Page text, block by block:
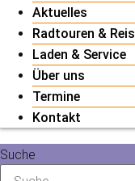
Aktuelles
Radtouren &
Laden & Service
Über uns
Termine
Kontakt
Suche